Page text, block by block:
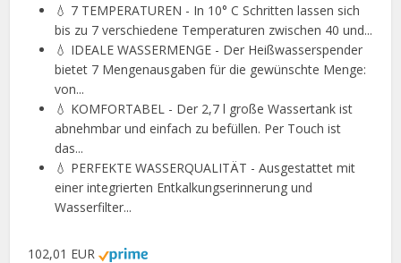
💧 7 TEMPERATUREN - In 10° C Schritten lassen sich
bis zu 7 verschiedene Temperaturen zwischen 40 und...
💧 IDEALE WASSERMENGE - Der Heißwasserspender
bietet 7 Mengenausgaben für die gewünschte Menge:
von...
💧 KOMFORTABEL - Der 2,7 l große Wassertank ist
abnehmbar und einfach zu befüllen. Per Touch ist
das...
💧 PERFEKTE WASSERQUALITÄT - Ausgestattet mit
einer integrierten Entkalkungserinnerung und
Wasserfilter...
102,01 EUR